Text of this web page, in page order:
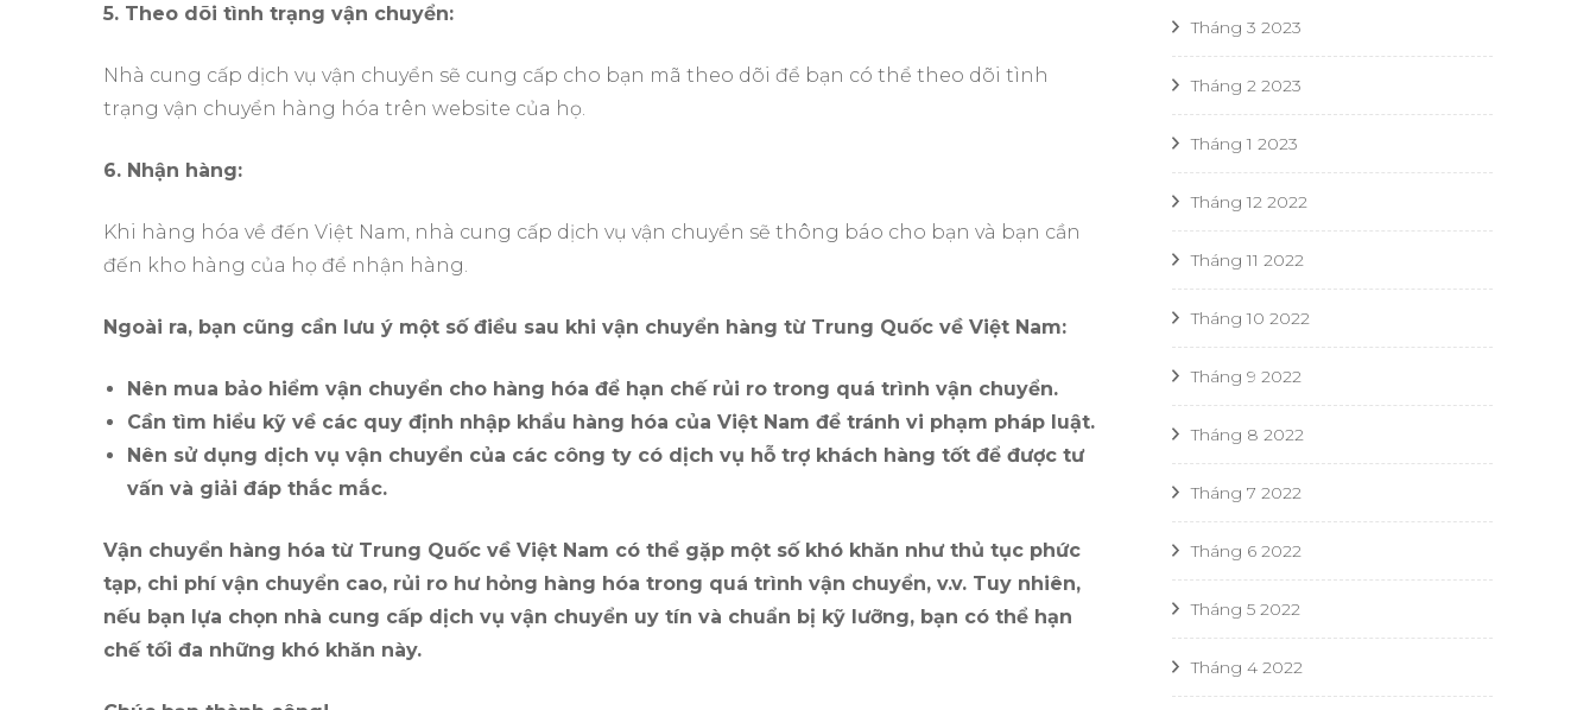
5. Theo dõi tình trạng vận chuyển:
Nhà cung cấp dịch vụ vận chuyển sẽ cung cấp cho bạn mã theo dõi để bạn có thể theo dõi tình
trạng vận chuyển hàng hóa trên website của họ.
6. Nhận hàng:
Khi hàng hóa về đến Việt Nam, nhà cung cấp dịch vụ vận chuyển sẽ thông báo cho bạn và bạn cần
đến kho hàng của họ để nhận hàng.
Ngoài ra, bạn cũng cần lưu ý một số điều sau khi vận chuyển hàng từ Trung Quốc về Việt Nam:
Nên mua bảo hiểm vận chuyển cho hàng hóa để hạn chế rủi ro trong quá trình vận chuyển.
Cần tìm hiểu kỹ về các quy định nhập khẩu hàng hóa của Việt Nam để tránh vi phạm pháp luật.
Nên sử dụng dịch vụ vận chuyển của các công ty có dịch vụ hỗ trợ khách hàng tốt để được tư
vấn và giải đáp thắc mắc.
Vận chuyển hàng hóa từ Trung Quốc về Việt Nam có thể gặp một số khó khăn như thủ tục phức
tạp, chi phí vận chuyển cao, rủi ro hư hỏng hàng hóa trong quá trình vận chuyển, v.v. Tuy nhiên,
nếu bạn lựa chọn nhà cung cấp dịch vụ vận chuyển uy tín và chuẩn bị kỹ lưỡng, bạn có thể hạn
chế tối đa những khó khăn này.
Tháng 3 2023
Tháng 2 2023
Tháng 1 2023
Tháng 12 2022
Tháng 11 2022
Tháng 10 2022
Tháng 9 2022
Tháng 8 2022
Tháng 7 2022
Tháng 6 2022
Tháng 5 2022
Tháng 4 2022